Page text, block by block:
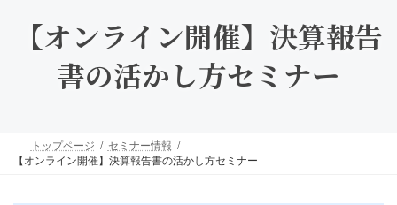
【オンライン開催】決算報告
書の活かし方セミナー
トップページ
セミナー情報
【オンライン開催】決算報告書の活かし方セミナー